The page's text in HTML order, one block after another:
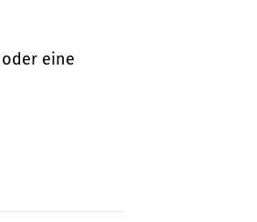
eine